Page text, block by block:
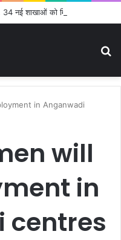
34 नई शाखाओं को मिली मंजूरी
in Anganwadi
will
in
centres